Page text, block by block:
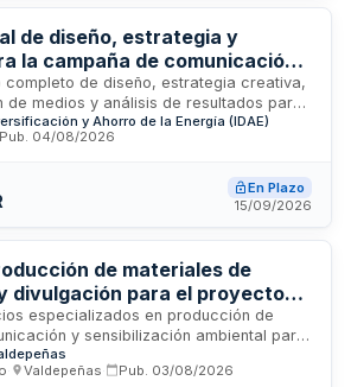
durante toda la duración del
de diseño, estrategia y
la campaña de comunicación
climatización sostenible del
Diversificación y Ahorro de la
completo de diseño, estrategia creativa,
de medios y análisis de resultados para
institucional titulada Climatización
de Calor. El Instituto para la
en comunicación y marketing con
en campañas para organismos
la conceptualización estratégica hasta
de la campaña.
y Ahorro de la Energía (IDAE)
Pub. 04/08/2026
En Plazo
15/09/2026
de materiales de
divulgación para el proyecto
urbana de Valdepeñas
especializados en producción de
y sensibilización ambiental para
Urbana de Valdepeñas. El
contrata la ejecución material
Valdepeñas Pub. 03/08/2026